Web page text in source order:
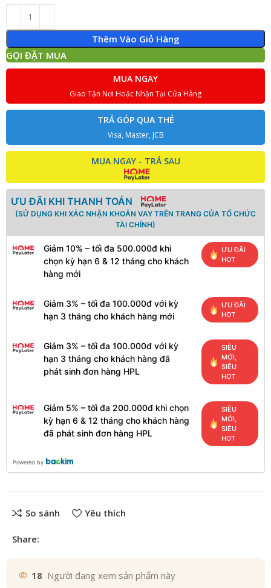
Thêm Vào Giỏ Hàng
GỌI ĐẶT MUA
MUA NGAY
Giao Tận Nơi Hoặc Nhận Tại Cửa Hàng
TRẢ GÓP QUA THẺ
Visa, Master, JCB
MUA NGAY - TRẢ SAU
ƯU ĐÃI KHI THANH TOÁN
(SỬ DỤNG KHI XÁC NHẬN KHOẢN VAY TRÊN TRANG CỦA TỔ CHỨC
TÀI CHÍNH)
Giảm 10% – tối đa 500.000đ khi
chọn kỳ hạn 6 & 12 tháng cho khách
hàng mới
ƯU ĐÃI
HOT
Giảm 3% – tối đa 100.000đ với kỳ
hạn 3 tháng cho khách hàng mới
ƯU ĐÃI
HOT
Giảm 3% – tối đa 100.000đ với kỳ
hạn 3 tháng cho khách hàng đã
phát sinh đơn hàng HPL
SIÊU
MỚI,
SIÊU
HOT
Giảm 5% – tối đa 200.000đ khi chọn
kỳ hạn 6 & 12 tháng cho khách hàng
đã phát sinh đơn hàng HPL
SIÊU
MỚI,
SIÊU
HOT
Powered by
So sánh Yêu thích
Share:
18 Người đang xem sản phẩm này